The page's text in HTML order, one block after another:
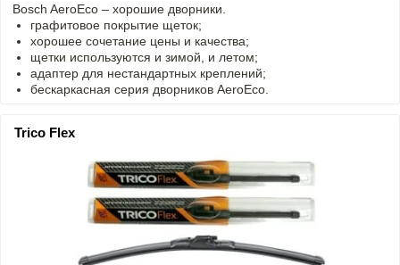
Bosch AeroEco – хорошие дворники.
графитовое покрытие щеток;
хорошее сочетание цены и качества;
щетки используются и зимой, и летом;
адаптер для нестандартных креплений;
бескаркасная серия дворников AeroEco.
Trico Flex